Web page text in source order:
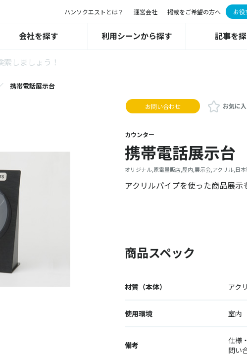
ハンソクエストとは？ 運営会社 掲載をご希望の方へ お役
会社を探す 利用シーンから探す 記事を
携帯電話展示台
お問い合わせ お気に
カウンター
携帯電話展示台
オリジナル,家電量販店,屋内,展示会,アクリル,日
アクリルパイプを使った商品展示
商品スペック
材質（本体） アク
使用環境 室内
備考
仕様
問い